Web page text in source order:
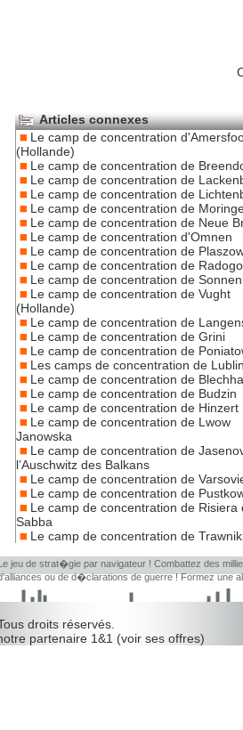
Articles connexes
Le camp de concentration
(Hollande)
Le camp de concentration de
Le camp de concentration de
Le camp de concentration de
Le camp de concentration de
Le camp de concentration de Neue
Le camp de concentration d'Omnen
Le camp de concentration de
Le camp de concentration de
Le camp de concentration de
Le camp de concentration de Vught
(Hollande)
Le camp de concentration de
Le camp de concentration de Grini
Le camp de concentration de
Les camps de concentration de
Le camp de concentration de
Le camp de concentration de Budzin
Le camp de concentration de Hinzert
Le camp de concentration de Lwow
Janowska
Le camp de concentration de
l’Auschwitz des Balkans
Le camp de concentration de
Le camp de concentration de
Le camp de concentration de Risiera
Sabba
Le camp de concentration de
jeu de strat�gie par navigateur ! Combattez des
ou de d�clarations de guerre ! Formez une
Tous droits réservés.
partenaire 1&1 (voir ses offres)